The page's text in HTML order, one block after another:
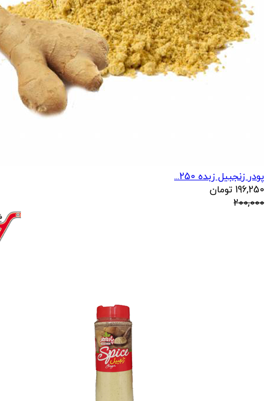
پودر زنجبیل زبده 250...
196,250 تومان
200,000